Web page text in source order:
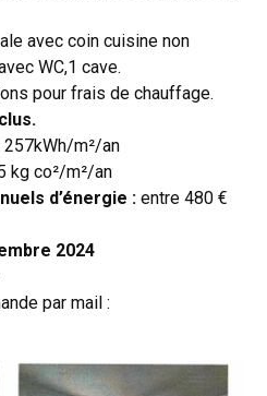
avec coin cuisine non
WC,1 cave.
pour frais de chauffage.
257kWh/m²/an
kg co²/m²/an
d’énergie : entre 480 €
2024
par mail :